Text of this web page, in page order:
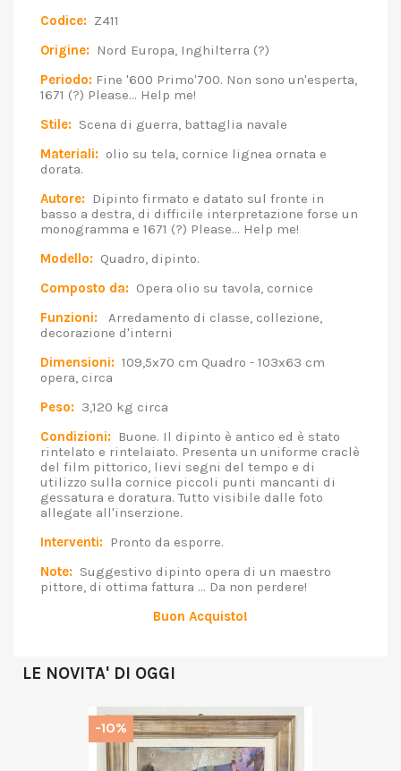
Codice: Z411
Origine: Nord Europa, Inghilterra (?)
Periodo: Fine '600 Primo'700. Non sono un'esperta,
1671 (?) Please... Help me!
Stile: Scena di guerra, battaglia navale
Materiali: olio su tela, cornice lignea ornata e
dorata.
Autore: Dipinto firmato e datato sul fronte in
basso a destra, di difficile interpretazione forse un
monogramma e 1671 (?) Please... Help me!
Modello: Quadro, dipinto.
Composto da: Opera olio su tavola, cornice
Funzioni: Arredamento di classe, collezione,
decorazione d'interni
Dimensioni: 109,5x70 cm Quadro - 103x63 cm
opera, circa
Peso: 3,120 kg circa
Condizioni: Buone. Il dipinto è antico ed è stato
rintelato e rintelaiato. Presenta un uniforme craclè
del film pittorico, lievi segni del tempo e di
utilizzo sulla cornice piccoli punti mancanti di
gessatura e doratura. Tutto visibile dalle foto
allegate all'inserzione.
Interventi: Pronto da esporre.
Note: Suggestivo dipinto opera di un maestro
pittore, di ottima fattura ... Da non perdere!
Buon Acquisto!
LE NOVITA' DI OGGI
-10%